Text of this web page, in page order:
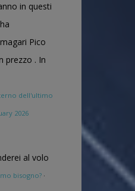
in questi
Pico
prezzo . In
dell'ultimo
2026
al volo
bisogno? ·